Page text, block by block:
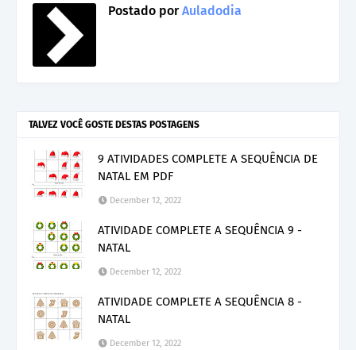
Postado porAuladodia
TALVEZ VOCÊ GOSTE DESTAS POSTAGENS
9 ATIVIDADES COMPLETE A SEQUÊNCIA DE
NATAL EM PDF
December 12, 2022
ATIVIDADE COMPLETE A SEQUÊNCIA 9 -
NATAL
December 12, 2022
ATIVIDADE COMPLETE A SEQUÊNCIA 8 -
NATAL
December 12, 2022